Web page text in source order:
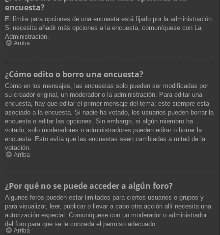
encuesta?
El límite para opciones de una encuesta está fijado por la administración.
Si necesita añadir más opciones a la encuesta, comuníquese con La
Administración.
Arriba
¿Cómo edito o borro una encuesta?
Como en los mensajes, las encuestas solo pueden ser modificadas por
su creador original, un moderador o la administración. Para editar una
encuesta, hay que editar el primer mensaje del tema; este siempre esta
asociado a la encuesta. Si nadie ha votado, los usuarios pueden borrar la
encuesta o editar las opciones. Sin embargo, si algún miembro ha
votado, solo moderadores o administradores pueden editar o borrar la
encuesta. Esto evita que las encuestas sean cambiadas a mitad de la
votación.
Arriba
¿Por qué no se puede acceder a algún foro?
Algunos foros pueden estar limitados para ciertos usuarios o grupos y
para visualizar, leer, publicar o llevar a cabo otra acción allí necesita una
autorización especial. Comuníquese con un moderador o administrador
del foro para que se le conceda el permiso adecuado.
Arriba